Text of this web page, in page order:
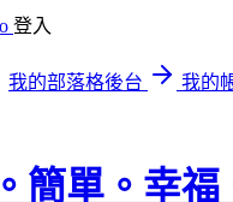
登入
我的部落格後台
我的
簡單。幸福